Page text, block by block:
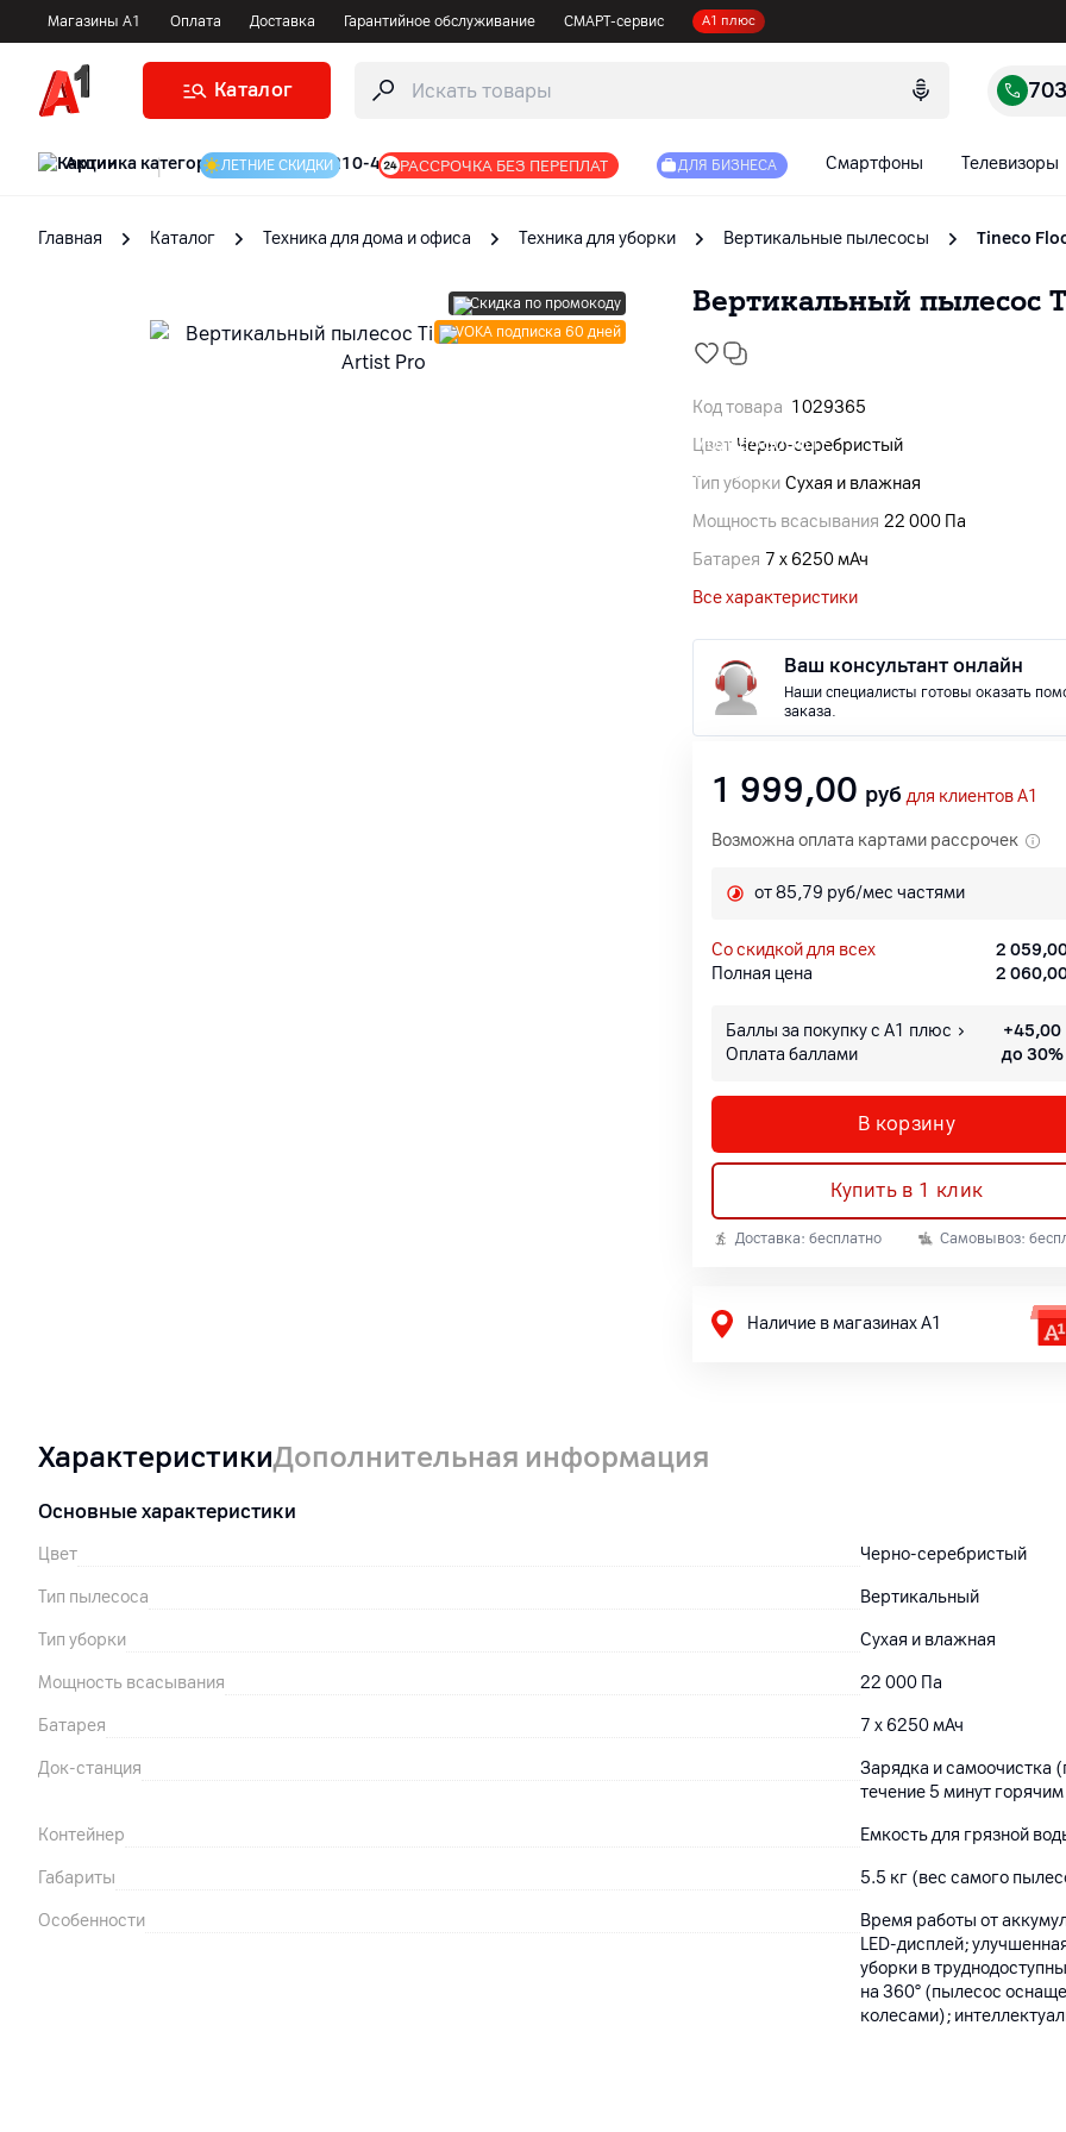
Магазины А1 Оплата Доставка Гарантийное обслуживание СМАРТ-сервис А1 плюс
Каталог
Акции | ЛЕТНИЕ СКИДКИ РАССРОЧКА БЕЗ ПЕРЕПЛАТ ДЛЯ БИЗНЕСА Смартфоны Телевизоры
Главная Каталог Техника для дома и офиса Техника для уборки Вертикальные пылесосы Tineco
Скидка по промокоду
VOKA подписка 60 дней
Вертикальный пылесос
Код товара 1029365
Цвет Черно-серебристый
Тип уборки Сухая и влажная
Мощность всасывания 22 000 Па
Батарея 7 х 6250 мАч
Все характеристики
Ваш консультант онлайн
Наши специалисты готовы оказать
заказа.
1 999,00 руб для клиентов A1
Возможна оплата картами рассрочек
от 85,79 руб/мес частями
со скидкой для всех 2
Полная цена
2
Баллы за покупку с А1 плюс +45,00
Оплата баллами
до 30%
В корзину
Купить в 1 клик
Доставка: бесплатно Самовывоз:
Наличие в магазинах А1
ХарактеристикиДополнительная информация
Основные характеристики
Цвет Черно-серебристый
Тип пылесоса Вертикальный
Тип уборки Сухая и влажная
Мощность всасывания 22 000 Па
Батарея 7 х 6250 мАч
Док-станция
Зарядка и самоочистка
течение 5 минут
Контейнер Емкость для грязной
Габариты 5.5 кг (вес самого
Особенности
Время работы от
LED-дисплей;
уборки в
на 360° (пылесос
колесами);